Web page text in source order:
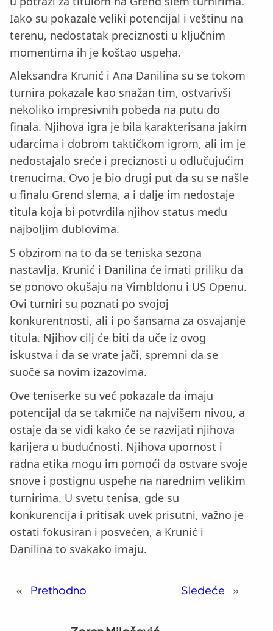
Iako su pokazale veliki potencijal i veštinu na
terenu, nedostatak preciznosti u ključnim
momentima ih je koštao uspeha.
Aleksandra Krunić i Ana Danilina su se tokom
turnira pokazale kao snažan tim, ostvarivši
nekoliko impresivnih pobeda na putu do
finala. Njihova igra je bila karakterisana jakim
udarcima i dobrom taktičkom igrom, ali im je
nedostajalo sreće i preciznosti u odlučujućim
trenucima. Ovo je bio drugi put da su se našle
u finalu Grend slema, a i dalje im nedostaje
titula koja bi potvrdila njihov status među
najboljim dublovima.
S obzirom na to da se teniska sezona
nastavlja, Krunić i Danilina će imati priliku da
se ponovo okušaju na Vimbldonu i US Openu.
Ovi turniri su poznati po svojoj
konkurentnosti, ali i po šansama za osvajanje
titula. Njihov cilj će biti da uče iz ovog
iskustva i da se vrate jači, spremni da se
suoče sa novim izazovima.
Ove teniserke su već pokazale da imaju
potencijal da se takmiče na najvišem nivou, a
ostaje da se vidi kako će se razvijati njihova
karijera u budućnosti. Njihova upornost i
radna etika mogu im pomoći da ostvare svoje
snove i postignu uspehe na narednim velikim
turnirima. U svetu tenisa, gde su
konkurencija i pritisak uvek prisutni, važno je
ostati fokusiran i posvećen, a Krunić i
Danilina to svakako imaju.
« Prethodno Sledeće »